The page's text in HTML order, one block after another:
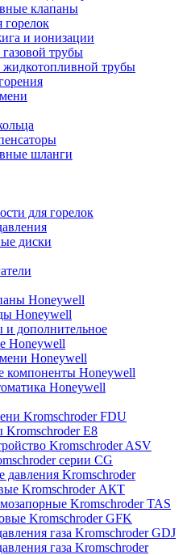
клапаны
горелок
и ионизации
трубы
трубы
шланги
для горелок
диски
Honeywell
Honeywell
и дополнительное
Honeywell
Honeywell
компоненты Honeywell
Honeywell
Kromschroder FDU
Kromschroder E8
Kromschroder ASV
серии CG
давления Kromschroder
Kromschroder АКТ
Kromschroder TAS
Kromschroder GFK
газа Kromschroder GDJ
газа Kromschroder